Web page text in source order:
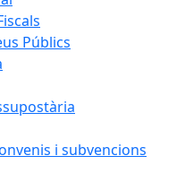
Públics
i subvencions